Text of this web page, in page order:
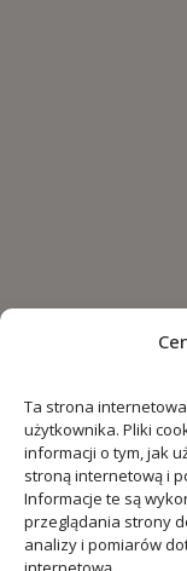
Ta strona
użytkownika. Pliki
informacji o tym, jak
stroną internetową i
Informacje te są
przeglądania strony
analizy i pomiarów